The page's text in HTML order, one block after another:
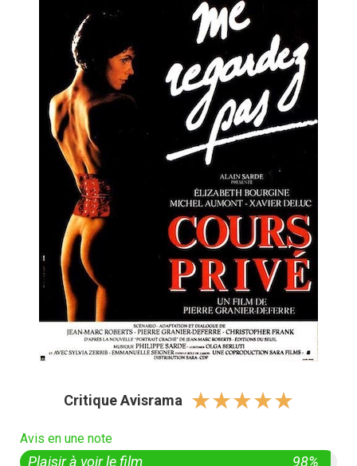
Critique Avisrama ☆☆☆☆☆
Avis en une note
Plaisir à voir le film 98%